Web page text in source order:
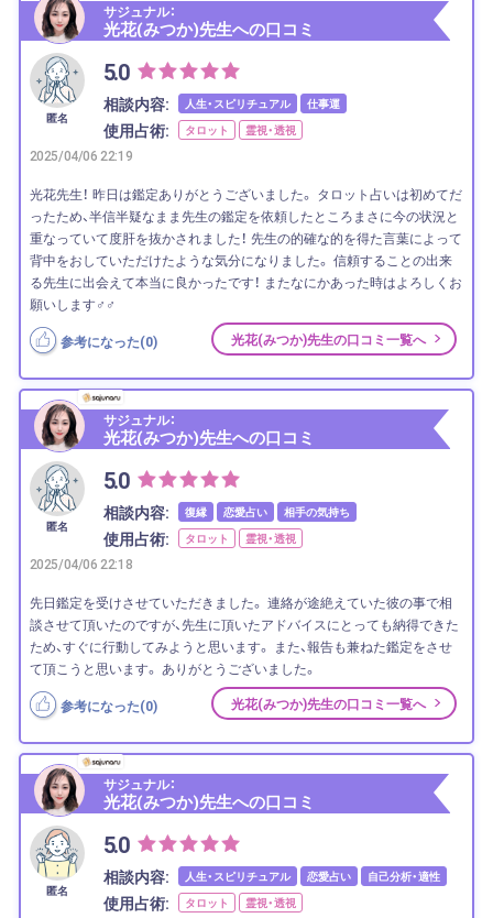
サジュナル：
光花(みつか)先生への口コミ
匿名
5.0
相談内容: 人生・スピリチュアル 仕事運
使用占術: タロット 霊視・透視
2025/04/06 22:19
光花先生！ 昨日は鑑定ありがとうございました。 タロット占いは初めてだ
ったため、半信半疑なまま先生の鑑定を依頼したところまさに今の状況と
重なっていて度肝を抜かされました！ 先生の的確な的を得た言葉によって
背中をおしていただけたような気分になりました。 信頼することの出来
る先生に出会えて本当に良かったです！ またなにかあった時はよろしくお
願いします‍♂️‍♂️
参考になった(0) 光花(みつか)先生の口コミ一覧へ
サジュナル：
光花(みつか)先生への口コミ
匿名
5.0
相談内容: 復縁 恋愛占い 相手の気持ち
使用占術: タロット 霊視・透視
2025/04/06 22:18
先日鑑定を受けさせていただきました。 連絡が途絶えていた彼の事で相
談させて頂いたのですが、先生に頂いたアドバイスにとっても納得できた
ため、すぐに行動してみようと思います。 また、報告も兼ねた鑑定をさせ
て頂こうと思います。 ありがとうございました。
参考になった(0) 光花(みつか)先生の口コミ一覧へ
サジュナル：
光花(みつか)先生への口コミ
匿名
5.0
相談内容: 人生・スピリチュアル 恋愛占い 自己分析・適性
使用占術: タロット 霊視・透視